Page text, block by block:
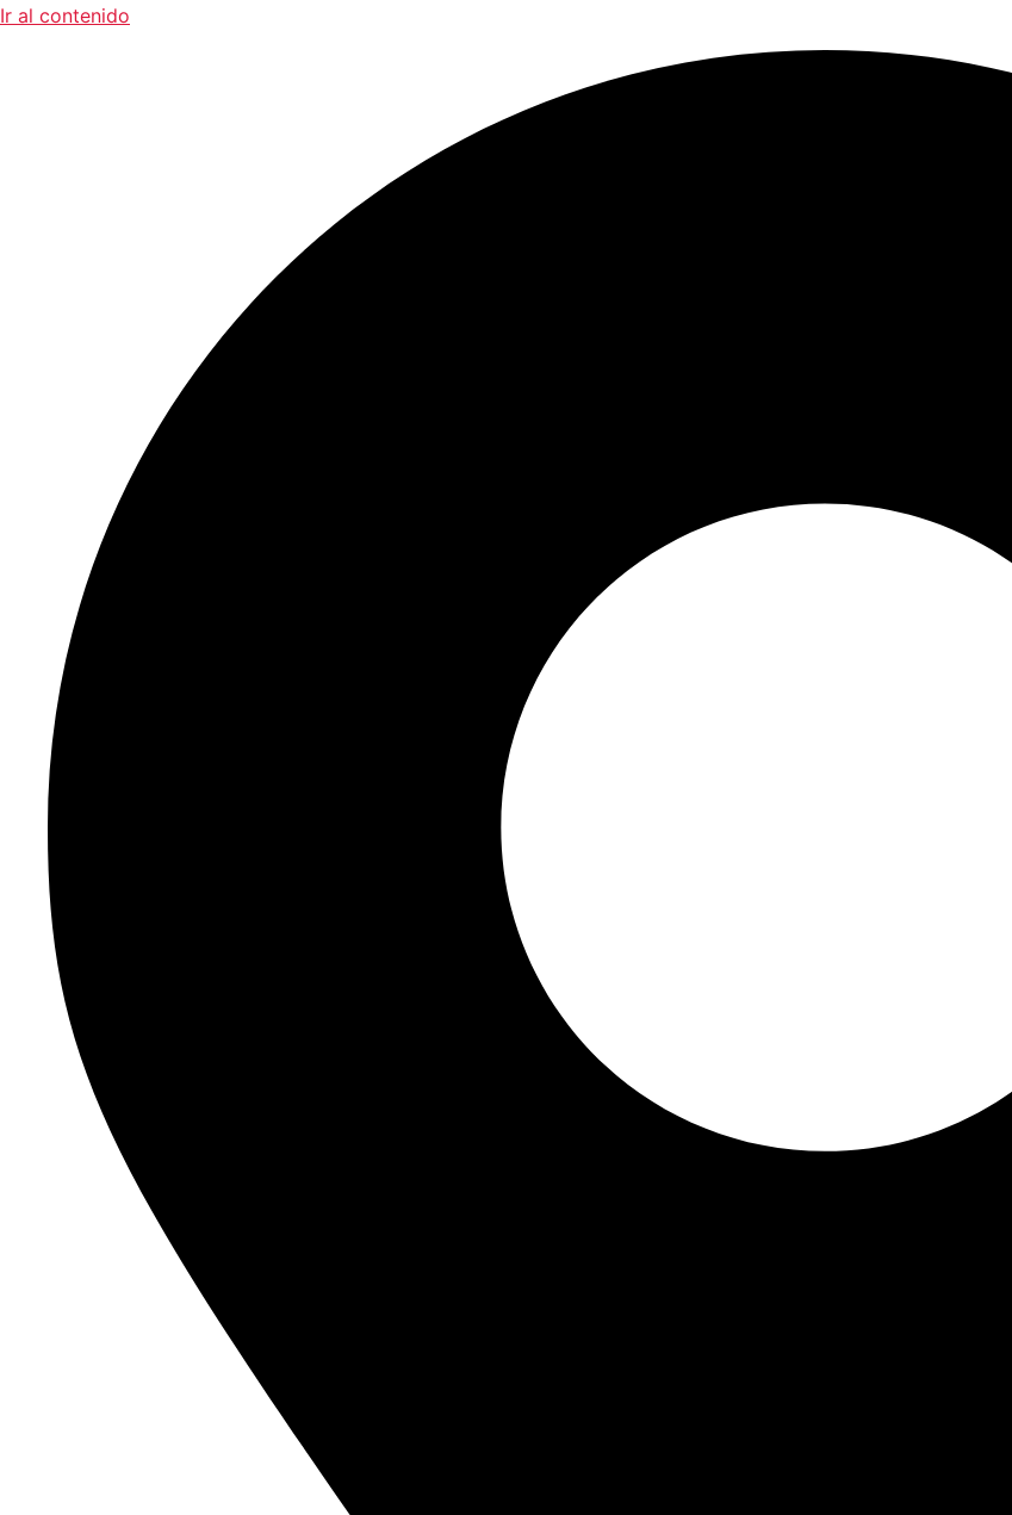
Ir al contenido